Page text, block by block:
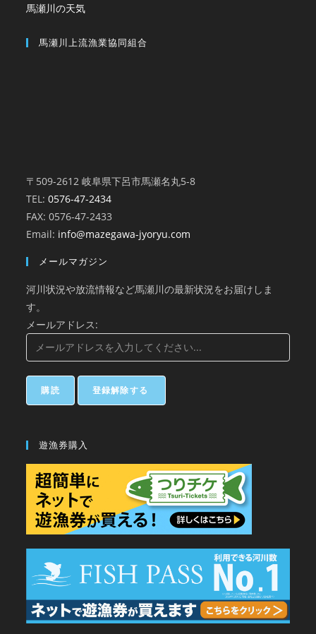
馬瀬川の天気
馬瀬川上流漁業協同組合
〒509-2612 岐阜県下呂市馬瀬名丸5-8
TEL:0576-47-2434
FAX: 0576-47-2433
Email: info@mazegawa-jyoryu.com
メールマガジン
河川状況や放流情報など馬瀬川の最新状況をお届けしま
す。
メールアドレス:
遊漁券購入